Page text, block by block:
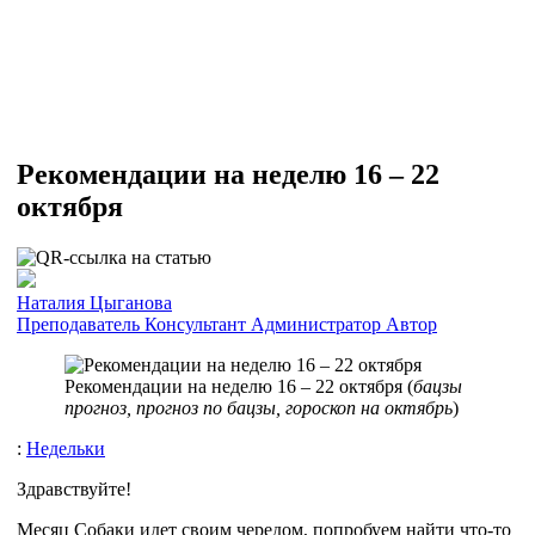
Рекомендации на неделю 16 – 22
октября
Наталия Цыганова
Преподаватель Консультант Администратор Автор
Рекомендации на неделю 16 – 22 октября (бацзы
прогноз, прогноз по бацзы, гороскоп на октябрь)
: Недельки
Здравствуйте!
Месяц Собаки идет своим чередом, попробуем найти что-то